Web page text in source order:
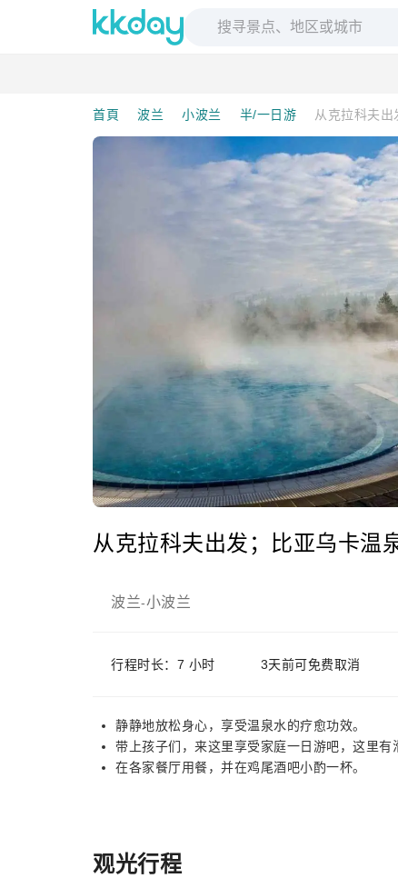
首頁 波兰 小波兰 半/一日游 从克拉科夫
从克拉科夫出发；比亚乌卡温
波兰-小波兰
行程时长：7 小时 3天前可免费取消
静静地放松身心，享受温泉水的疗愈功效。
带上孩子们，来这里享受家庭一日游吧，这里有
在各家餐厅用餐，并在鸡尾酒吧小酌一杯。
观光行程